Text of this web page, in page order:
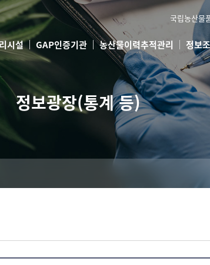
국립농산물
시설 GAP인증기관 농산물이력추적관리 정보
정보광장(통계 등)